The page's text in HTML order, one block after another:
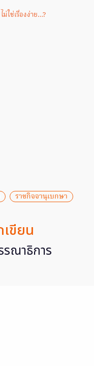
ม่ใช่เรื่องง่าย…?
ราชกิจจานุเบกษา
ขียน
รณาธิการ